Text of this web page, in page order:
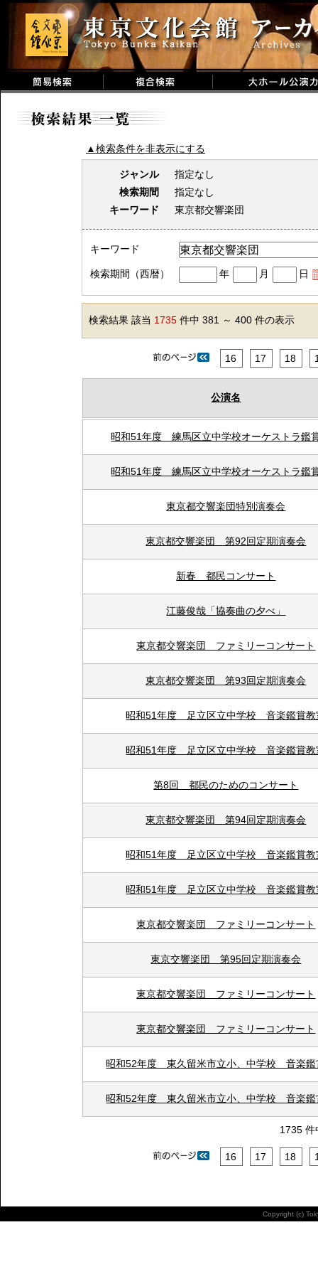
▲検索条件を非表示にする
ジャンル
指定なし
検索期間
指定なし
キーワード
東京都交響楽団
キーワード
検索期間（西暦） 年 月 日
検索結果 該当 1735 件中 381 ～ 400 件の表示
16 17 18
公演名
昭和51年度 練馬区立中学校オーケストラ鑑
昭和51年度 練馬区立中学校オーケストラ鑑
東京都交響楽団特別演奏会
東京都交響楽団 第92回定期演奏会
新春 都民コンサート
江藤俊哉「協奏曲の夕べ」
東京都交響楽団 ファミリーコンサート
東京都交響楽団 第93回定期演奏会
昭和51年度 足立区立中学校 音楽鑑賞教
昭和51年度 足立区立中学校 音楽鑑賞教
第8回 都民のためのコンサート
東京都交響楽団 第94回定期演奏会
昭和51年度 足立区立中学校 音楽鑑賞教
昭和51年度 足立区立中学校 音楽鑑賞教
東京都交響楽団 ファミリーコンサート
東京交響楽団 第95回定期演奏会
東京都交響楽団 ファミリーコンサート
東京都交響楽団 ファミリーコンサート
昭和52年度 東久留米市立小、中学校 音楽鑑
昭和52年度 東久留米市立小、中学校 音楽鑑
1735
16 17 18
Copyright (c)